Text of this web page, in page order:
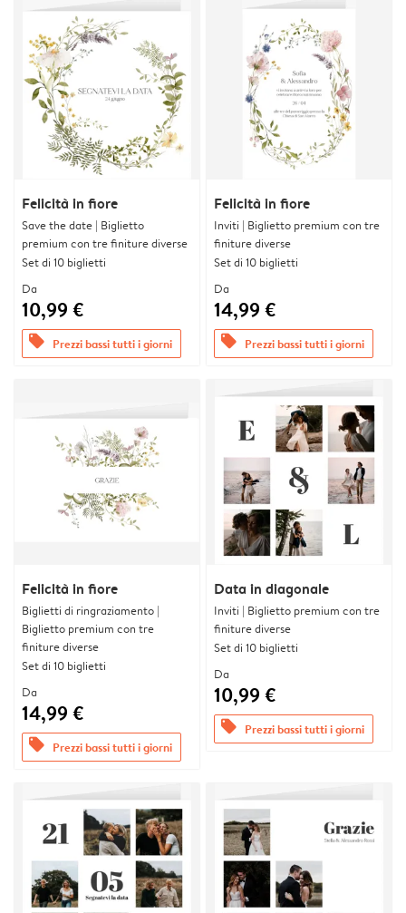
Felicità in fiore
Save the date | Biglietto
premium con tre finiture diverse
Set di 10 biglietti
Da
10,99 €
offers Prezzi bassi tutti i giorni
Felicità in fiore
Inviti | Biglietto premium con tre
finiture diverse
Set di 10 biglietti
Da
14,99 €
offers Prezzi bassi tutti i giorni
Felicità in fiore
Biglietti di ringraziamento |
Biglietto premium con tre
finiture diverse
Set di 10 biglietti
Da
14,99 €
offers Prezzi bassi tutti i giorni
Data in diagonale
Inviti | Biglietto premium con tre
finiture diverse
Set di 10 biglietti
Da
10,99 €
offers Prezzi bassi tutti i giorni